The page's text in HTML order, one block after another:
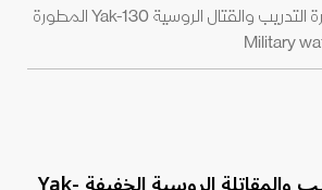
صورة غير مؤرخة لطائرة التدريب والقتال الروسية Yak-130 المطورة